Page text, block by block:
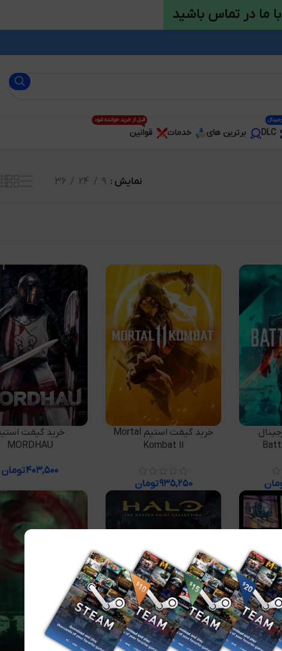
DLC برترین های خدمات قوانین
قبل از خرید خوانده شود
نمایش 9
24
36
افزودن به سبد خرید
خرید گیفت استیم Mortal
Kombat 11
۹۳۵,۲۵۰تومان
افزودن به سبد خرید
خرید گیفت
MORDHAU
۴۰۳,۵۰۰تومان
ما در تماس باشید